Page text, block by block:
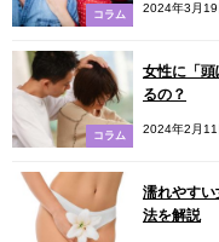
コラム
2024年3月19
コラム
女性に「頭
るの？
2024年2月11
濡れやすい
法を解説